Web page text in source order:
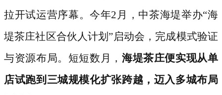
拉开试运营序幕。今年2月，中茶海堤举办“海
堤茶庄社区合伙人计划”启动会，完成模式验证
与资源布局。短短数月， 海堤茶庄便实现从单
店试跑到三城规模化扩张跨越，迈入多城布局